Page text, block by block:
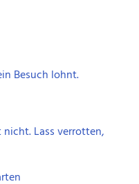
Besuch lohnt.
Lass verrotten,